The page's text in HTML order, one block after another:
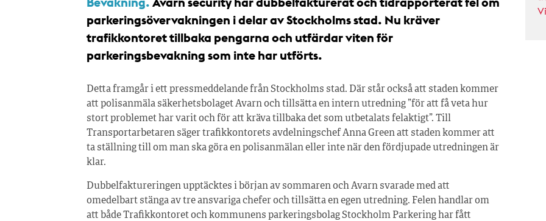
parkeringsövervakningen i delar av Stockholms stad. Nu kräver
trafikkontoret tillbaka pengarna och utfärdar viten för
parkeringsbevakning som inte har utförts.
Detta framgår i ett pressmeddelande från Stockholms stad. Där står också att staden kommer
att polisanmäla säkerhetsbolaget Avarn och tillsätta en intern utredning ”för att få veta hur
stort problemet har varit och för att kräva tillbaka det som utbetalats felaktigt”. Till
Transportarbetaren säger trafikkontorets avdelningschef Anna Green att staden kommer att
ta ställning till om man ska göra en polisanmälan eller inte när den fördjupade utredningen är
klar.
Dubbelfakturer­ing­en upptäcktes i början av sommaren och Avarn svarade med att
omedelbart stänga av tre ansvariga chefer och tillsätta en egen utredning. Felen handlar om
att både Trafikkontoret och kommunens parkeringsbolag Stockholm Parkering har fått